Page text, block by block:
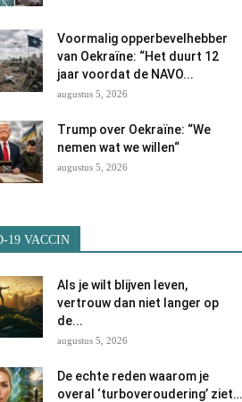
Voormalig opperbevelhebber
van Oekraïne: “Het duurt 12
jaar voordat de NAVO...
augustus 5, 2026
Trump over Oekraïne: “We
nemen wat we willen“
augustus 5, 2026
19 VACCIN
Als je wilt blijven leven,
vertrouw dan niet langer op
de...
augustus 5, 2026
De echte reden waarom je
overal ‘turboveroudering’ ziet…